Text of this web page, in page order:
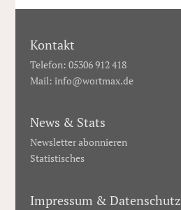
Kontakt
Telefon: 05306 912 418
Mail: info@wortmax.de
News & Stats
Newsletter abonnieren
Statistisches
Impressum & Datenschutz